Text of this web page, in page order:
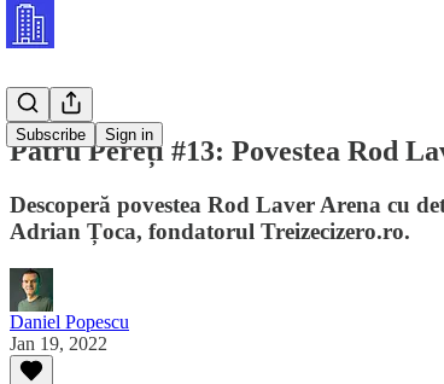
Subscribe Sign in
Patru Pereți #13: Povestea Rod
Descoperă povestea Rod Laver Arena cu
Adrian Țoca, fondatorul Treizecizero.ro.
Daniel Popescu
Jan 19, 2022